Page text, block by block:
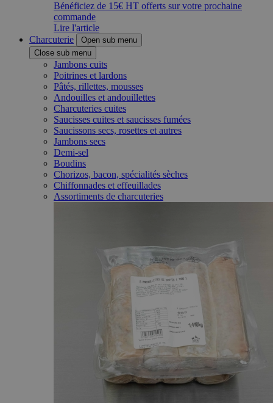
Bénéficiez de 15€ HT offerts sur votre prochaine
commande
Lire l'article
Charcuterie
Open sub menu
Close sub menu
Jambons cuits
Poitrines et lardons
Pâtés, rillettes, mousses
Andouilles et andouillettes
Charcuteries cuites
Saucisses cuites et saucisses fumées
Saucissons secs, rosettes et autres
Jambons secs
Demi-sel
Boudins
Chorizos, bacon, spécialités sèches
Chiffonnades et effeuillades
Assortiments de charcuteries